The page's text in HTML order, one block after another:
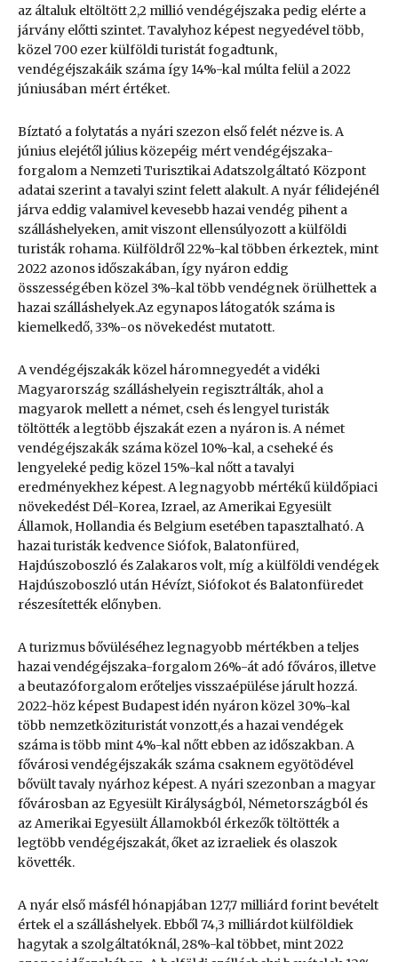
az általuk eltöltött 2,2 millió vendégéjszaka pedig elérte a
járvány előtti szintet. Tavalyhoz képest negyedével több,
közel 700 ezer külföldi turistát fogadtunk,
vendégéjszakáik száma így 14%-kal múlta felül a 2022
júniusában mért értéket.
Bíztató a folytatás a nyári szezon első felét nézve is. A
június elejétől július közepéig mért vendégéjszaka-
forgalom a Nemzeti Turisztikai Adatszolgáltató Központ
adatai szerint a tavalyi szint felett alakult. A nyár félidejénél
járva eddig valamivel kevesebb hazai vendég pihent a
szálláshelyeken, amit viszont ellensúlyozott a külföldi
turisták rohama. Külföldről 22%-kal többen érkeztek, mint
2022 azonos időszakában, így nyáron eddig
összességében közel 3%-kal több vendégnek örülhettek a
hazai szálláshelyek.Az egynapos látogatók száma is
kiemelkedő, 33%-os növekedést mutatott.
A vendégéjszakák közel háromnegyedét a vidéki
Magyarország szálláshelyein regisztrálták, ahol a
magyarok mellett a német, cseh és lengyel turisták
töltötték a legtöbb éjszakát ezen a nyáron is. A német
vendégéjszakák száma közel 10%-kal, a cseheké és
lengyeleké pedig közel 15%-kal nőtt a tavalyi
eredményekhez képest. A legnagyobb mértékű küldőpiaci
növekedést Dél-Korea, Izrael, az Amerikai Egyesült
Államok, Hollandia és Belgium esetében tapasztalható. A
hazai turisták kedvence Siófok, Balatonfüred,
Hajdúszoboszló és Zalakaros volt, míg a külföldi vendégek
Hajdúszoboszló után Hévízt, Siófokot és Balatonfüredet
részesítették előnyben.
A turizmus bővüléséhez legnagyobb mértékben a teljes
hazai vendégéjszaka-forgalom 26%-át adó főváros, illetve
a beutazóforgalom erőteljes visszaépülése járult hozzá.
2022-höz képest Budapest idén nyáron közel 30%-kal
több nemzetközituristát vonzott,és a hazai vendégek
száma is több mint 4%-kal nőtt ebben az időszakban. A
fővárosi vendégéjszakák száma csaknem egyötödével
bővült tavaly nyárhoz képest. A nyári szezonban a magyar
fővárosban az Egyesült Királyságból, Németországból és
az Amerikai Egyesült Államokból érkezők töltötték a
legtöbb vendégéjszakát, őket az izraeliek és olaszok
követték.
A nyár első másfél hónapjában 127,7 milliárd forint bevételt
értek el a szálláshelyek. Ebből 74,3 milliárdot külföldiek
hagytak a szolgáltatóknál, 28%-kal többet, mint 2022